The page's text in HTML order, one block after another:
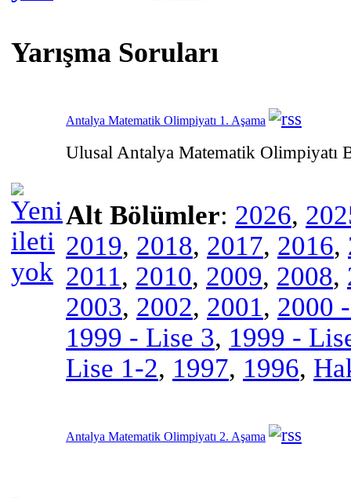
Yarışma Soruları
Antalya Matematik Olimpiyatı 1. Aşama
Ulusal Antalya Matematik Olimpiyatı
Alt Bölümler: 2026,
2019, 2018, 2017, 2016,
2011, 2010, 2009, 2008,
2003, 2002, 2001, 2000
1999 - Lise 3, 1999 -
Lise 1-2, 1997, 1996,
Antalya Matematik Olimpiyatı 2. Aşama